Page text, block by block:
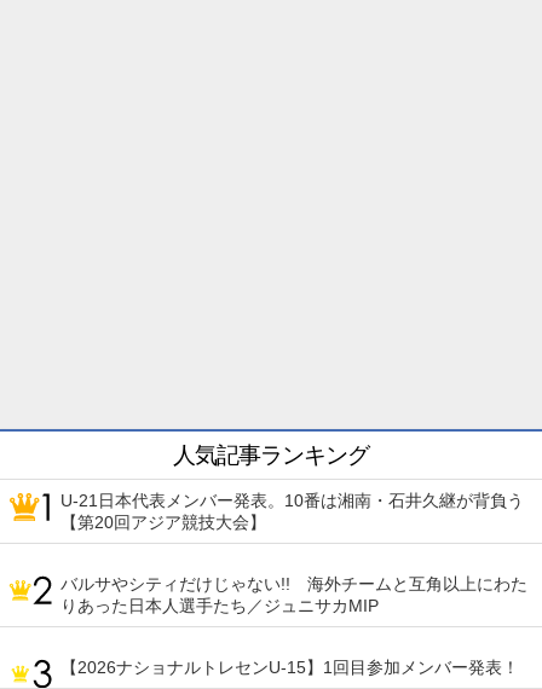
人気記事ランキング
U-21日本代表メンバー発表。10番は湘南・石井久継が背負う
【第20回アジア競技大会】
バルサやシティだけじゃない!! 海外チームと互角以上にわた
りあった日本人選手たち／ジュニサカMIP
【2026ナショナルトレセンU-15】1回目参加メンバー発表！